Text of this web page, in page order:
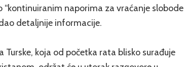
“kontinuiranim naporima za vraćanje slobode
detaljnije informacije.
koja od početka rata blisko surađuje